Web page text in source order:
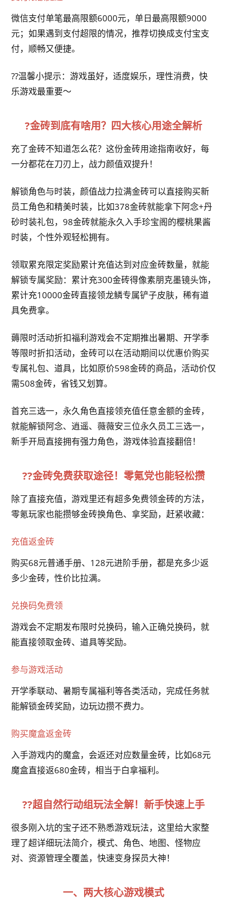
微信支付单笔最高限额6000元，单日最高限额9000
元；如果遇到支付超限的情况，推荐切换成支付宝支
付，顺畅又便捷。
??温馨小提示：游戏虽好，适度娱乐，理性消费，快
乐游戏最重要～
?金砖到底有啥用？四大核心用途全解析
充了金砖不知道怎么花？这份金砖用途指南收好，每
一分都花在刀刃上，战力颜值双提升！
解锁角色与时装，颜值战力拉满金砖可以直接购买新
员工角色和精美时装，比如378金砖就能拿下阿念+丹
砂时装礼包，98金砖就能永久入手珍宝阁的樱桃果酱
时装，个性外观轻松拥有。
领取累充限定奖励累计充值达到对应金砖数量，就能
解锁专属奖励：累计充300金砖得像素朋克墨镜头饰，
累计充10000金砖直接领龙鳞专属铲子皮肤，稀有道
具免费拿。
薅限时活动折扣福利游戏会不定期推出暑期、开学季
等限时折扣活动，金砖可以在活动期间以优惠价购买
专属礼包、道具，比如原价598金砖的商品，活动价仅
需508金砖，省钱又划算。
首充三选一，永久角色直接领充值任意金额的金砖，
就能解锁阿念、逍遥、薇薇安三位永久员工三选一，
新手开局直接拥有强力角色，游戏体验直接翻倍！
??金砖免费获取途径！零氪党也能轻松攒
除了直接充值，游戏里还有超多免费领金砖的方法，
零氪玩家也能攒够金砖换角色、拿奖励，赶紧收藏：
充值返金砖
购买68元普通手册、128元进阶手册，都是充多少返
多少金砖，性价比拉满。
兑换码免费领
游戏会不定期发布限时兑换码，输入正确兑换码，就
能直接领取金砖、道具等奖励。
参与游戏活动
开学季联动、暑期专属福利等各类活动，完成任务就
能解锁金砖奖励，边玩边攒不费力。
购买魔盒返金砖
入手游戏内的魔盒，会返还对应数量金砖，比如68元
魔盒直接返680金砖，相当于白拿福利。
??超自然行动组玩法全解！新手快速上手
很多刚入坑的宝子还不熟悉游戏玩法，这里给大家整
理了超详细玩法简介，模式、角色、地图、怪物应
对、资源管理全覆盖，快速变身探员大神！
一、两大核心游戏模式